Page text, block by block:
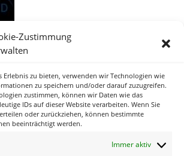
Zustimmung
Erlebnis zu bieten, verwenden wir Technologien wie
zu speichern und/oder darauf zuzugreifen.
zustimmen, können wir Daten wie das
IDs auf dieser Website verarbeiten. Wenn Sie
oder zurückziehen, können bestimmte
beeinträchtigt werden.
Immer aktiv